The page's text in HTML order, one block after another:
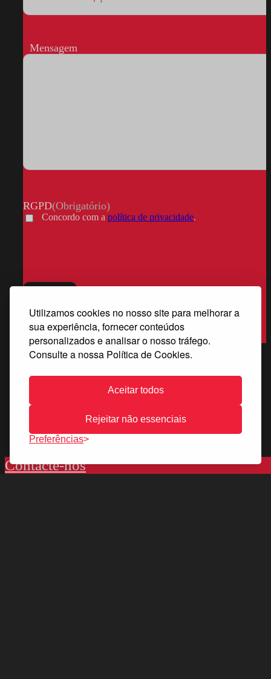
Utilizamos cookies no nosso site para melhorar a
sua experiência, fornecer conteúdos
personalizados e analisar o nosso tráfego.
Consulte a nossa Política de Cookies.
Aceitar todos
Rejeitar não essenciais
Preferências
Contacte-nos
Mensagem
RGPD(Obrigatório)
Concordo com a política de privacidade.